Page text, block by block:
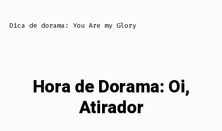
Dica de dorama: You Are my Glory
Hora de Dorama: Oi,
Atirador